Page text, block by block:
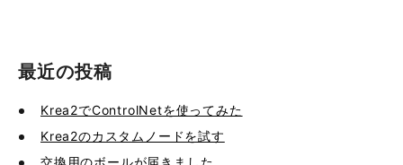
最近の投稿
Krea2でControlNetを使ってみた
Krea2のカスタムノードを試す
交換用のボールが届きました